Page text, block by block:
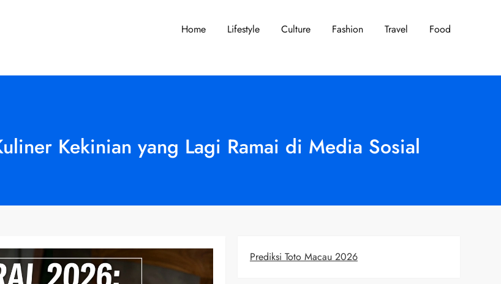
Home Lifestyle Culture Fashion Travel Food
Kekinian yang Lagi Ramai di Media Sosial
Prediksi Toto Macau 2026